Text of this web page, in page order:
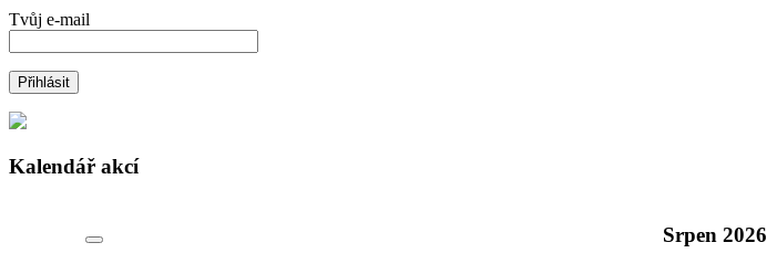
Tvůj e-mail
Kalendář akcí
Srpen 2026